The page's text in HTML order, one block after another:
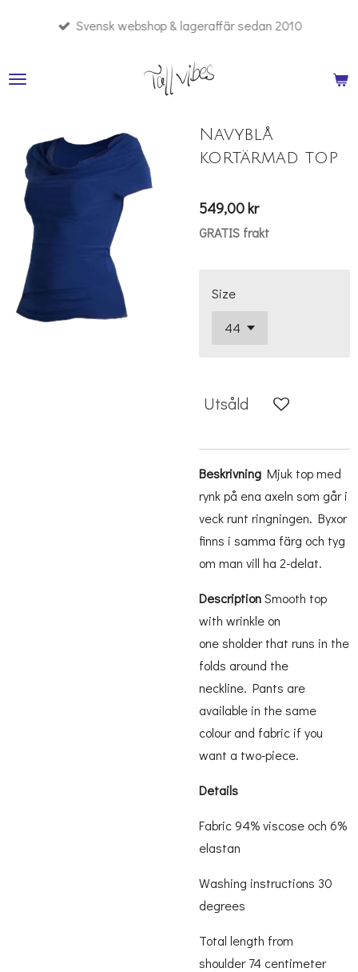
Svensk webshop & lageraffär sedan 2010
Navyblå
kortärmad top
549,00 kr
GRATIS frakt
Size
Utsåld
Beskrivning Mjuk top med
rynk på ena axeln som går i
veck runt ringningen. Byxor
finns i samma färg och tyg
om man vill ha 2-delat.
DescriptionSmooth top
with wrinkle on
onesholder that runs in the
folds around the
neckline. Pants are
available in the same
colour and fabric if you
want a two-piece.
Details
Fabric 94% viscose och 6%
elastan
Washing instructions 30
degrees
Total length from
shoulder 74 centimeter